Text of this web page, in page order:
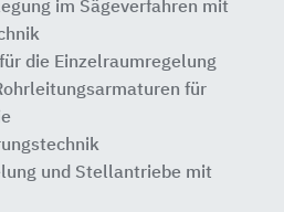
im Sägeverfahren mit
die Einzelraumregelung
für
und Stellantriebe mit